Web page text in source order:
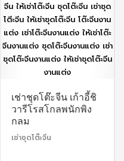
เช่าชุดโต๊ะจีน เก้าอี้ชิ
วารีโรสโกลพนักพิง
กลม
เช่าชุดโต๊ะจีน